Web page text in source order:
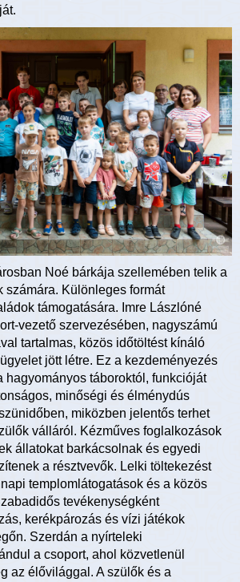
Noé bárkája szellemében telik a
számára. Különleges formát
támogatására. Imre Lászlóné
vezető szervezésében, nagyszámú
tartalmas, közös időtöltést kínáló
jött létre. Ez a kezdeményezés
hagyományos táboroktól, funkcióját
minőségi és élménydús
miközben jelentős terhet
válláról. Kézműves foglalkozások
állatokat barkácsolnak és egyedi
a résztvevők. Lelki töltekezést
templomlátogatások és a közös
tevékenységként
kerékpározás és vízi játékok
Szerdán a nyírteleki
a csoport, ahol közvetlenül
az élővilággal. A szülők és a